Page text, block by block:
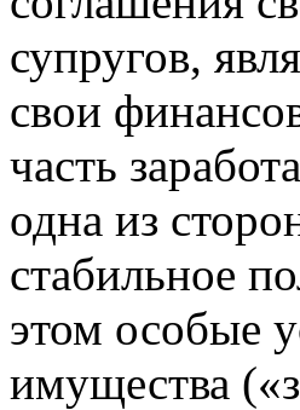
супругов,
свои
часть
одна из
стабильное
этом особые
имущества